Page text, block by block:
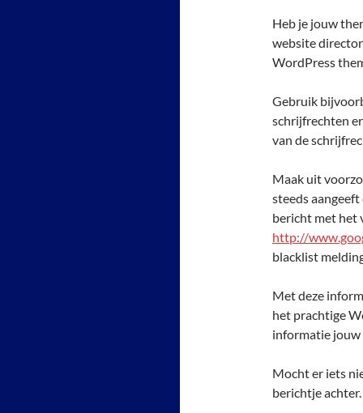
Heb je jouw
website
WordPress
Gebruik
schrijfrechten
van de
Maak uit
steeds
bericht met het
http://
blacklist
Met deze
het prachtige
informatie
Mocht er iets
berichtje achter.